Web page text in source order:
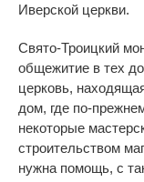
Иверской церкви.
Свято-Троицкий
общежитие в тех
церковь,
дом, где по-
некоторые
строительством
нужна помощь, с